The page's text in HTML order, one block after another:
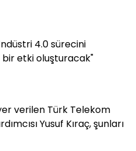
4.0 sürecini
bir etki oluşturacak"
verilen Türk Telekom
Yusuf Kıraç, şunları